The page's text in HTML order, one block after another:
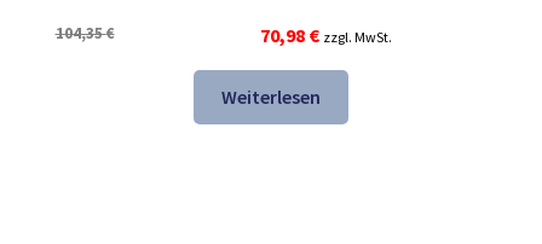
104,35€
Ursprünglicher
Preis
war:
104,35 €
70,98 €Aktueller
Preis
ist:
70,98 €.
zzgl. MwSt.
Weiterlesen